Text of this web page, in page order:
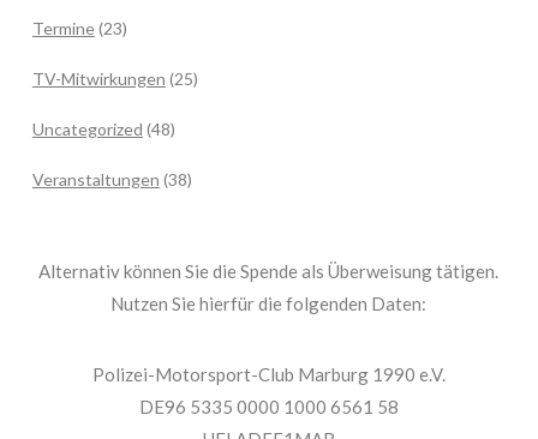
Termine(23)
TV-Mitwirkungen (25)
Uncategorized (48)
Veranstaltungen (38)
Alternativ können Sie die Spende als Überweisung tätigen.
Nutzen Sie hierfür die folgenden Daten:
Polizei-Motorsport-Club Marburg 1990 e.V.
DE96 5335 0000 1000 6561 58